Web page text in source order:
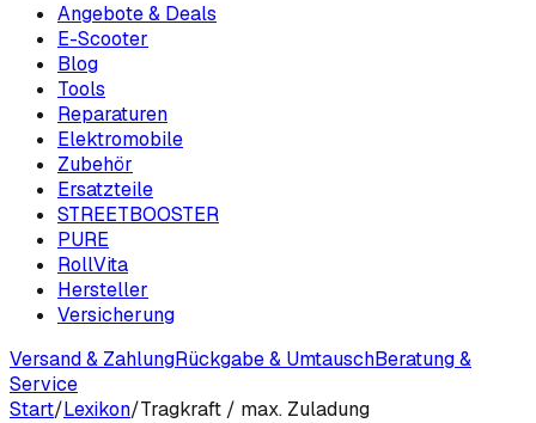
Angebote & Deals
E-Scooter
Blog
Tools
Reparaturen
Elektromobile
Zubehör
Ersatzteile
STREETBOOSTER
PURE
RollVita
Hersteller
Versicherung
Versand & ZahlungRückgabe & UmtauschBeratung &
Service
Start/Lexikon/Tragkraft / max. Zuladung